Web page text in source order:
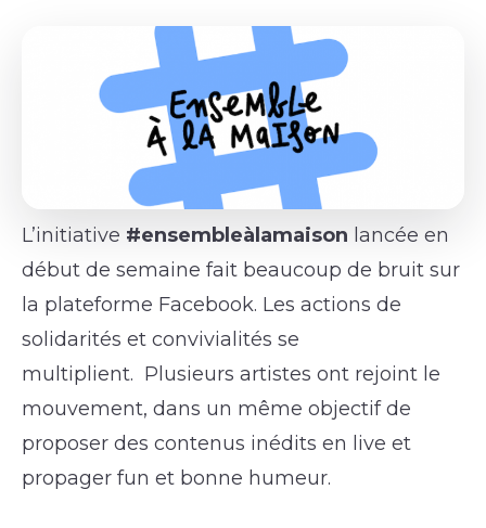
L’initiative #ensembleàlamaison lancée en
début de semaine fait beaucoup de bruit sur
la plateforme Facebook. Les actions de
solidarités et convivialités se
multiplient. Plusieurs artistes ont rejoint le
mouvement, dans un même objectif de
proposer des contenus inédits en live et
propager fun et bonne humeur.